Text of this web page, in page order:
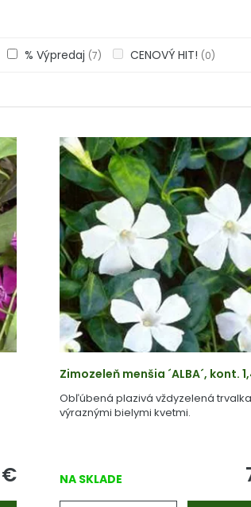
% Výpredaj (7) CENOVÝ HIT! (0)
€
Zimozeleň menšia ´ALBA´, kont.
Obľúbená plazivá vždyzelená
výraznými bielymi kvetmi.
NA SKLADE